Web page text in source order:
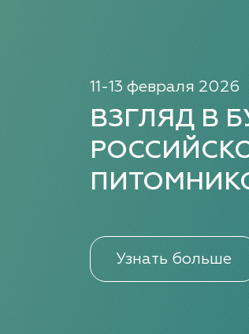
11-13 февраля 2026
ВЗГЛЯД В
Узнать больше